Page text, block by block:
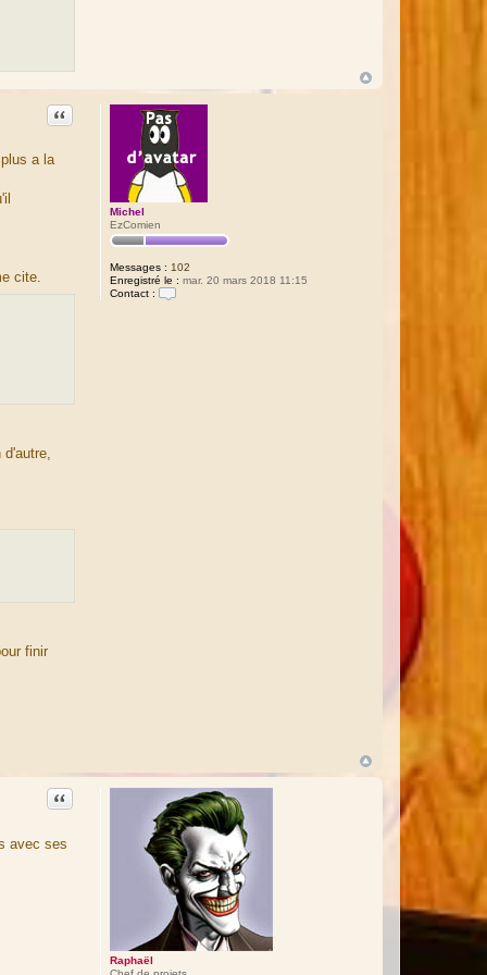
Michel
EzComien
Messages : 102
Enregistré le : mar. 20 mars 2018 11:15
Contact :
Citation
a la
cite.
finir
Raphaël
Citation
avec ses